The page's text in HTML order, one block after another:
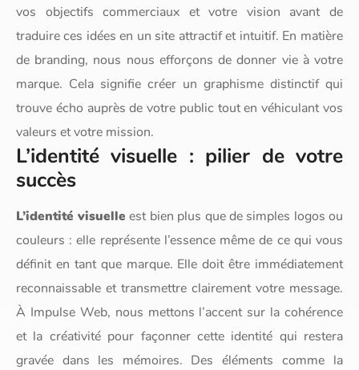
vos objectifs commerciaux et votre vision avant de
traduire ces idées en un site attractif et intuitif. En matière
de branding, nous nous efforçons de donner vie à votre
marque. Cela signifie créer un graphisme distinctif qui
trouve écho auprès de votre public tout en véhiculant vos
valeurs et votre mission.
L’identité visuelle : pilier de votre
succès
L’identité visuelle est bien plus que de simples logos ou
couleurs : elle représente l’essence même de ce qui vous
définit en tant que marque. Elle doit être immédiatement
reconnaissable et transmettre clairement votre message.
À Impulse Web, nous mettons l’accent sur la cohérence
et la créativité pour façonner cette identité qui restera
gravée dans les mémoires. Des éléments comme la